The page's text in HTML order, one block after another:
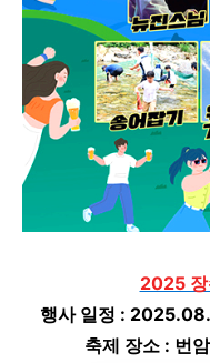
2025 장
행사 일정 :
축제 장소 : 번